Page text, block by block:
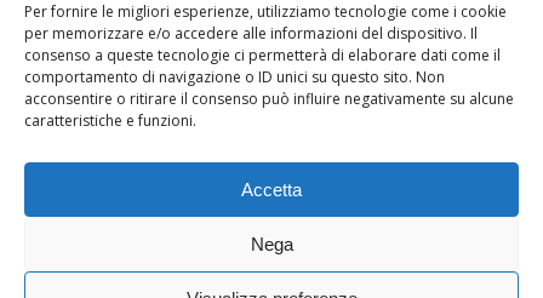
Per fornire le migliori esperienze, utilizziamo tecnologie come i cookie
per memorizzare e/o accedere alle informazioni del dispositivo. Il
consenso a queste tecnologie ci permetterà di elaborare dati come il
comportamento di navigazione o ID unici su questo sito. Non
acconsentire o ritirare il consenso può influire negativamente su alcune
caratteristiche e funzioni.
Accetta
Nega